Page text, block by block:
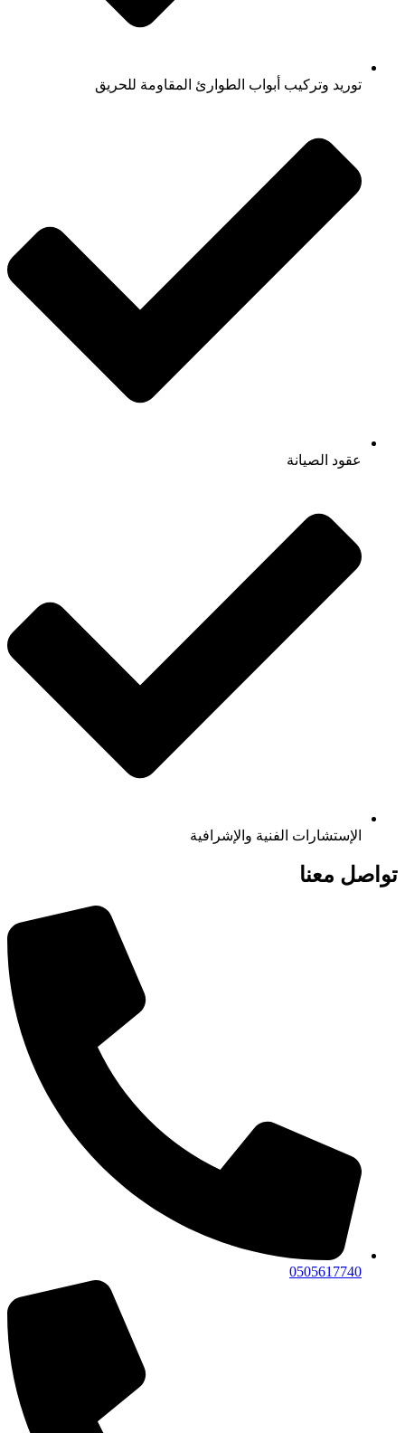
توريد وتركيب أبواب الطوارئ المقاومة للحريق
عقود الصيانة
الإستشارات الفنية والإشرافية
تواصل معنا
0505617740